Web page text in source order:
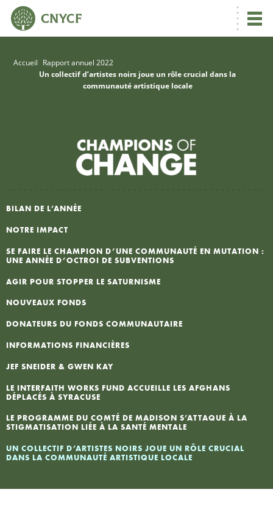
Accueil Rapport annuel 2022
Un collectif d’artistes noirs joue un rôle crucial dans la
communauté artistique locale
BILAN DE L’ANNÉE
NOTRE IMPACT
SE FAIRE LE CHAMPION D’UNE COMMUNAUTÉ EN MUTATION :
UNE ANNÉE D’OCTROI DE SUBVENTIONS
AGIR POUR STOPPER LE SATURNISME
NOUVEAUX FONDS
DONATEURS DU FONDS COMMUNAUTAIRE
INFORMATIONS FINANCIÈRES
JEF SNEIDER & GWEN KAY
LE INTERFAITH WORKS FUND ACCUEILLE LES AFGHANS
DÉPLACÉS À SYRACUSE
LE PROGRAMME DU COMTÉ DE MADISON S’ATTAQUE À LA
STIGMATISATION LIÉE À LA SANTÉ MENTALE
UN COLLECTIF D’ARTISTES NOIRS JOUE UN RÔLE CRUCIAL
DANS LA COMMUNAUTÉ ARTISTIQUE LOCALE